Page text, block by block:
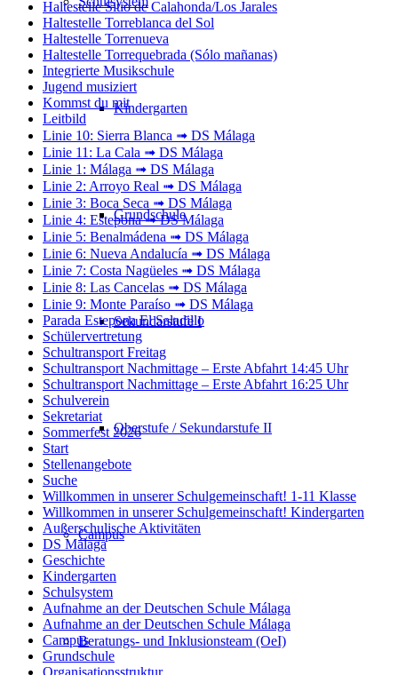
Kindergarten
Grundschule
Sekundarstufe I
Oberstufe / Sekundarstufe II
Campus
Beratungs- und Inklusionsteam (OeI)
Haltestelle Sitio de Calahonda/Los Jarales
Haltestelle Torreblanca del Sol
Haltestelle Torrenueva
Haltestelle Torrequebrada (Sólo mañanas)
Integrierte Musikschule
Jugend musiziert
Kommst du mit
Leitbild
Linie 10: Sierra Blanca ➟ DS Málaga
Linie 11: La Cala ➟ DS Málaga
Linie 1: Málaga ➟ DS Málaga
Linie 2: Arroyo Real ➟ DS Málaga
Linie 3: Boca Seca ➟ DS Málaga
Linie 4: Estepona ➟ DS Málaga
Linie 5: Benalmádena ➟ DS Málaga
Linie 6: Nueva Andalucía ➟ DS Málaga
Linie 7: Costa Nagüeles ➟ DS Málaga
Linie 8: Las Cancelas ➟ DS Málaga
Linie 9: Monte Paraíso ➟ DS Málaga
Parada Estepona El Saladillo
Schülervertretung
Schultransport Freitag
Schultransport Nachmittage – Erste Abfahrt 14:45 Uhr
Schultransport Nachmittage – Erste Abfahrt 16:25 Uhr
Schulverein
Sekretariat
Sommerfest 2026
Start
Stellenangebote
Suche
Willkommen in unserer Schulgemeinschaft! 1-11 Klasse
Willkommen in unserer Schulgemeinschaft! Kindergarten
Außerschulische Aktivitäten
DS Málaga
Geschichte
Kindergarten
Schulsystem
Aufnahme an der Deutschen Schule Málaga
Aufnahme an der Deutschen Schule Málaga
Campus
Grundschule
Organisationsstruktur